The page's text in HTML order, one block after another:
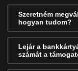
Szeretném
hogyan tudom?
Lejár a
számát a